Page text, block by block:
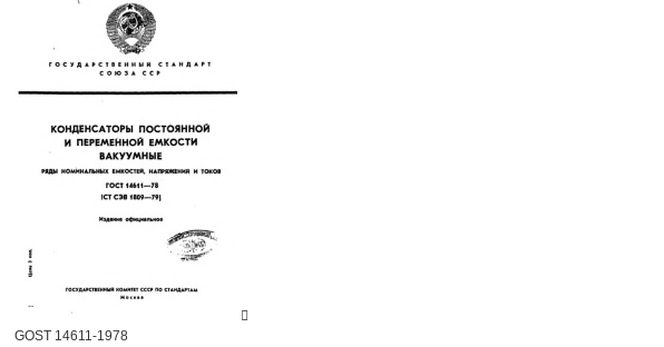

GOST 14611-1978